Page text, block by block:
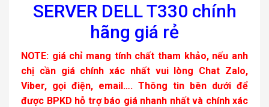
SERVER DELL T330 chính
hãng giá rẻ
NOTE: giá chỉ mang tính chất tham khảo, nếu anh
chị cần giá chính xác nhất vui lòng Chat Zalo,
Viber, gọi điện, email…. Thông tin bên dưới để
được BPKD hỗ trợ báo giá nhanh nhất và chính xác